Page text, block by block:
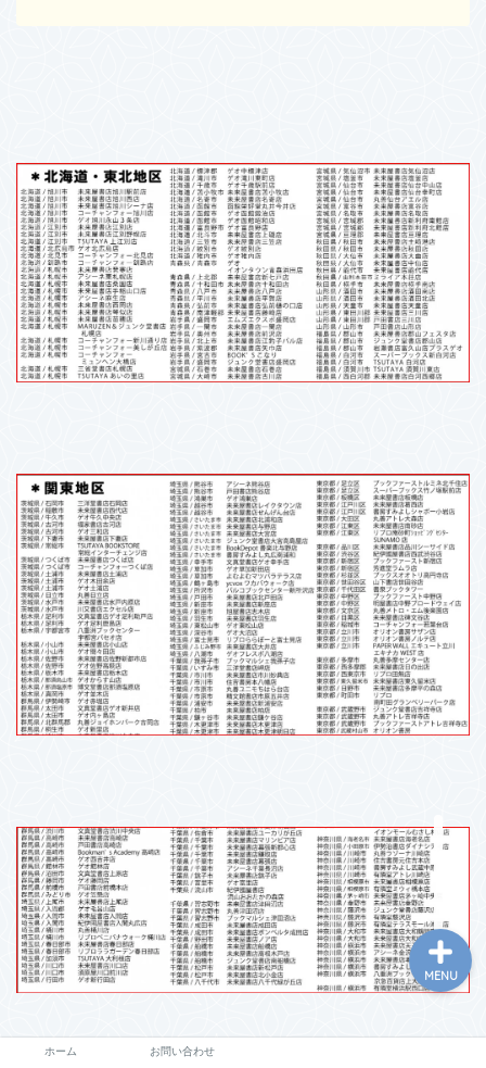
ホーム お問い合わせ
MENU
お問い合わせ